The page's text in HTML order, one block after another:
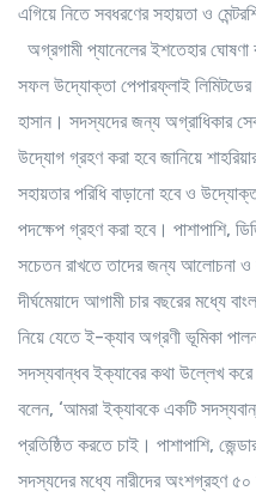
এগিয়ে নিতে সবধরণের সহায়তা ও
অগ্রগামী প্যানেলের ইশতেহার
সফল উদ্যোক্তা পেপারফ্লাই লিমিটডের
হাসান। সদস্যদের জন্য অগ্রাধিকার
উদ্যোগ গ্রহণ করা হবে জানিয়ে
সহায়তার পরিধি বাড়ানো হবে ও
পদক্ষেপ গ্রহণ করা হবে। পাশাপাশি,
সচেতন রাখতে তাদের জন্য আলোচনা
দীর্ঘমেয়াদে আগামী চার বছরের মধ্যে
নিয়ে যেতে ই-ক্যাব অগ্রণী ভূমিকা
সদস্যবান্ধব ইক্যাবের কথা উল্লেখ করে
বলেন, ‘আমরা ইক্যাবকে একটি
প্রতিষ্ঠিত করতে চাই। পাশাপাশি,
সদস্যদের মধ্যে নারীদের অংশগ্রহণ